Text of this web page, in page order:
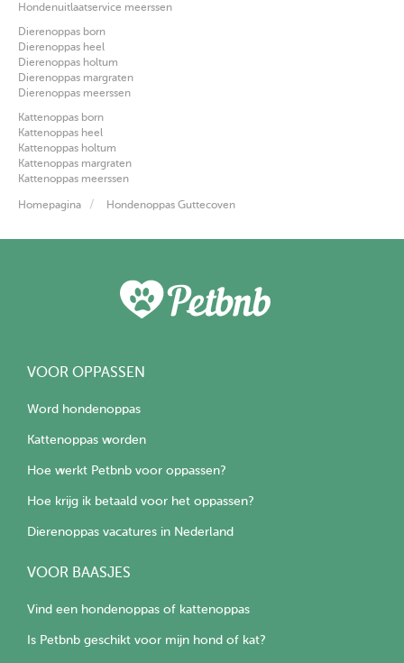
Hondenuitlaatservice meerssen
Dierenoppas born
Dierenoppas heel
Dierenoppas holtum
Dierenoppas margraten
Dierenoppas meerssen
Kattenoppas born
Kattenoppas heel
Kattenoppas holtum
Kattenoppas margraten
Kattenoppas meerssen
Homepagina Hondenoppas Guttecoven
VOOR OPPASSEN
Word hondenoppas
Kattenoppas worden
Hoe werkt Petbnb voor oppassen?
Hoe krijg ik betaald voor het oppassen?
Dierenoppas vacatures in Nederland
VOOR BAASJES
Vind een hondenoppas of kattenoppas
Is Petbnb geschikt voor mijn hond of kat?